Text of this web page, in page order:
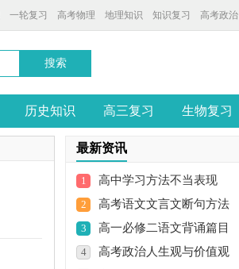
高考政治
知识复习
地理知识
高考物理
一轮复习
历史知识 高三复习 生物复习
最新资讯
1 高中学习方法不当表现
2 高考语文文言文断句方法
3 高一必修二语文背诵篇目
4 高考政治人生观与价值观